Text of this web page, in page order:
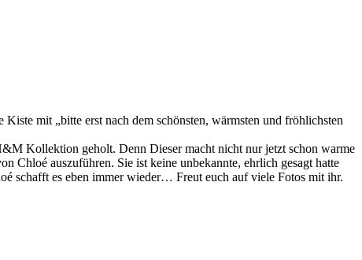
mit „bitte erst nach dem schönsten, wärmsten und fröhlichsten
Kollektion geholt. Denn Dieser macht nicht nur jetzt schon warme
Chloé auszuführen. Sie ist keine unbekannte, ehrlich gesagt hatte
schafft es eben immer wieder… Freut euch auf viele Fotos mit ihr.